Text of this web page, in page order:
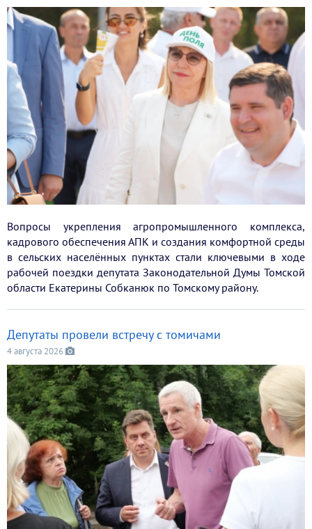
Вопросы укрепления агропромышленного комплекса,
кадрового обеспечения АПК и создания комфортной среды
в сельских населённых пунктах стали ключевыми в ходе
рабочей поездки депутата Законодательной Думы Томской
области Екатерины Собканюк по Томскому району.
Депутаты провели встречу с томичами
4 августа 2026